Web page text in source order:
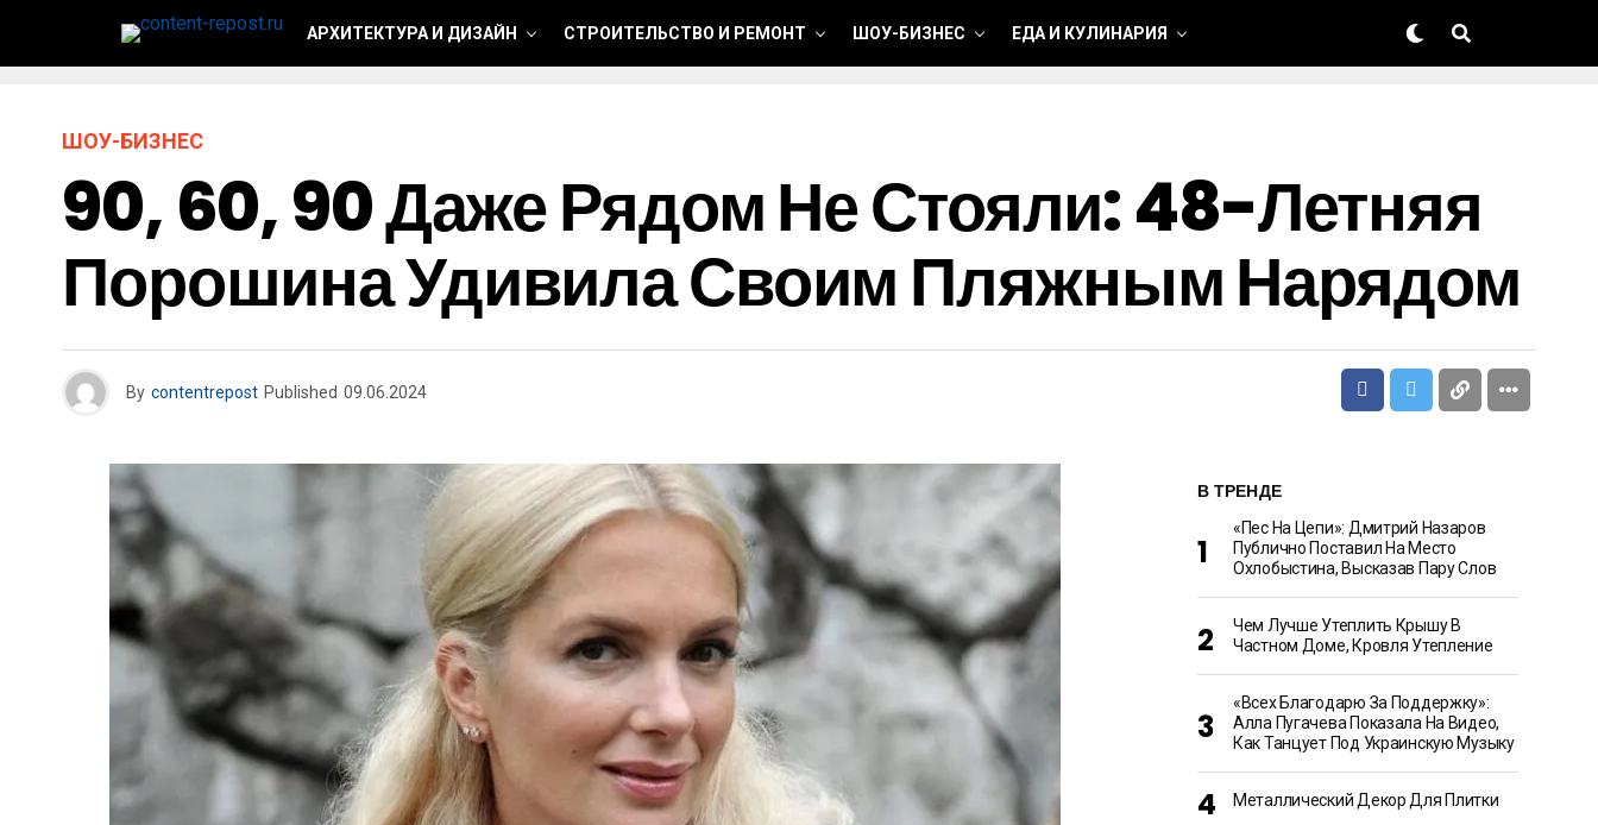
АРХИТЕКТУРА И ДИЗАЙН СТРОИТЕЛЬСТВО И РЕМОНТ ШОУ-БИЗНЕС ЕДА И КУЛИНАРИЯ
ШОУ-БИЗНЕС
90, 60, 90 Даже Рядом Не Стояли: 48-Летняя
Порошина Удивила Своим Пляжным Нарядом
By contentrepost Published 09.06.2024
В ТРЕНДЕ
«Пес На Цепи»: Дмитрий Назаров
Публично Поставил На Место
Охлобыстина, Высказав Пару Слов
Чем Лучше Утеплить Крышу В
Частном Доме, Кровля Утепление
«Всех Благодарю За Поддержку»:
Алла Пугачева Показала На Видео,
Как Танцует Под Украинскую Музыку
Металлический Декор Для Плитки